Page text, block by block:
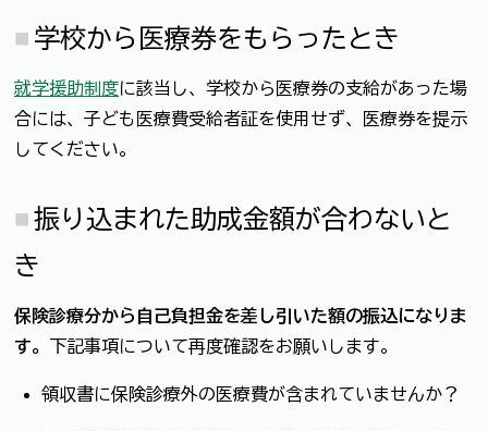
学校から医療券をもらったとき
就学援助制度に該当し、学校から医療券の支給があった場
合には、子ども医療費受給者証を使用せず、医療券を提示
してください。
振り込まれた助成金額が合わないと
き
保険診療分から自己負担金を差し引いた額の振込になりま
す。 下記事項について再度確認をお願いします。
領収書に保険診療外の医療費が含まれていませんか？